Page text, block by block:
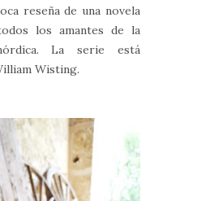
reseña de una novela
los amantes de la
La serie está
Wisting.